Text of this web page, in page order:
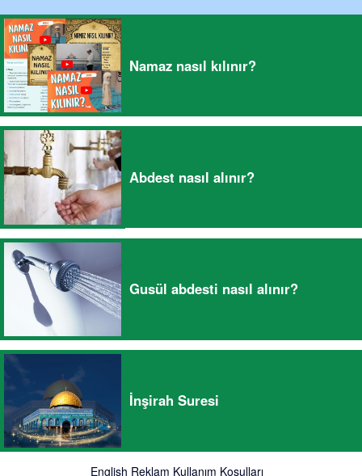
Namaz nasıl kılınır?
Abdest nasıl alınır?
Gusül abdesti nasıl alınır?
İnşirah Suresi
English Reklam Kullanım Koşulları